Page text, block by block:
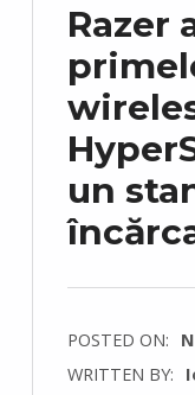
Razer
un
POSTED ON:
WRITTEN BY: